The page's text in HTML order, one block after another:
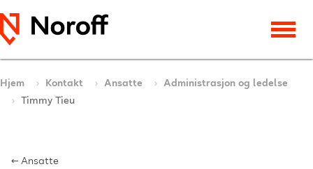
Hjem Kontakt Ansatte
Administrasjon og ledelse
Timmy Tieu
← Ansatte